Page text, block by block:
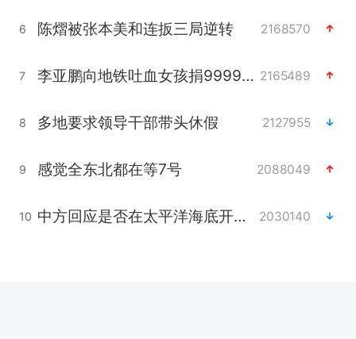
6 陈熠被张本美和连扳三局逆转 2168570
7 李亚鹏向地铁吐血女孩捐99999元 2165489
8 多地要求领导干部带头休假 2127955
9 感觉全东北都在等7号 2088049
10 中方回应是否在太平洋海底开采稀土 2030140